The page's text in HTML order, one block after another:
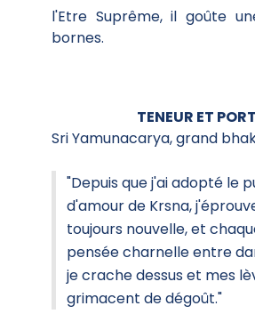
l'Etre Suprême, il goûte
bornes.
TENEUR ET
Sri Yamunacarya, grand
"Depuis que j'ai adopté le
d'amour de Krsna,
toujours nouvelle, et
pensée charnelle entre
je crache dessus et mes
grimacent de dégoût."